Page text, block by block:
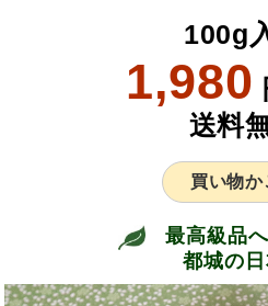
100g
1,980
送料
買い物か
最高級品
都城の